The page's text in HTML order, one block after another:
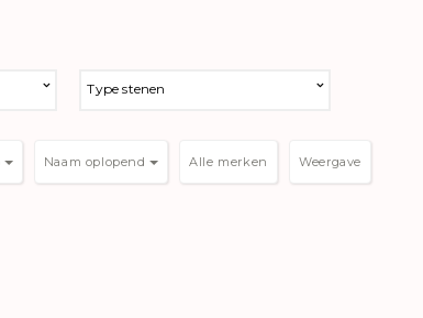
Type stenen
Weergave
Naam oplopend